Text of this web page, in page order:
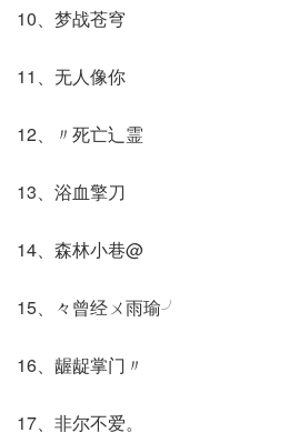
10、梦战苍穹
11、无人像你
12、〃死亡辶霊
13、浴血擎刀
14、森林小巷@
15、々曾经ㄨ雨瑜╯
16、龌龊掌门〃
17、非尔不爱。